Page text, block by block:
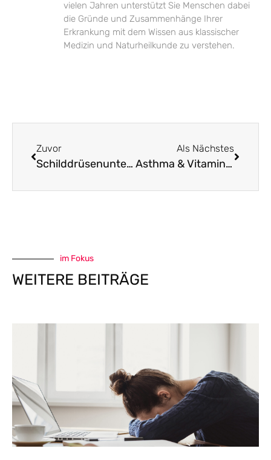
vielen Jahren unterstützt Sie Menschen dabei
die Gründe und Zusammenhänge Ihrer
Erkrankung mit dem Wissen aus klassischer
Medizin und Naturheilkunde zu verstehen.
Zuvor
Schilddrüsenunterfunktion (Hypothyreose)
Als Nächstes
Asthma & Vitamin D
im Fokus
WEITERE BEITRÄGE